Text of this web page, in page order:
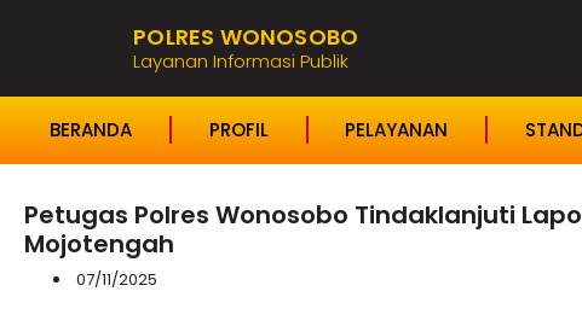
POLRES WONOSOBO
Layanan Informasi Publik
BERANDA PROFIL PELAYANAN
Petugas Polres Wonosobo Tindaklanjuti
Mojotengah
07/11/2025